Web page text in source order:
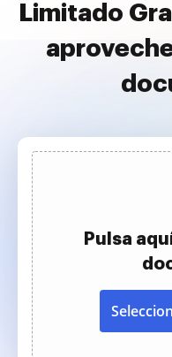
Limitado
Pulsa